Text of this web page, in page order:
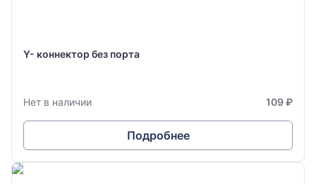
Y- коннектор без порта
Нет в наличии 109 ₽
Подробнее